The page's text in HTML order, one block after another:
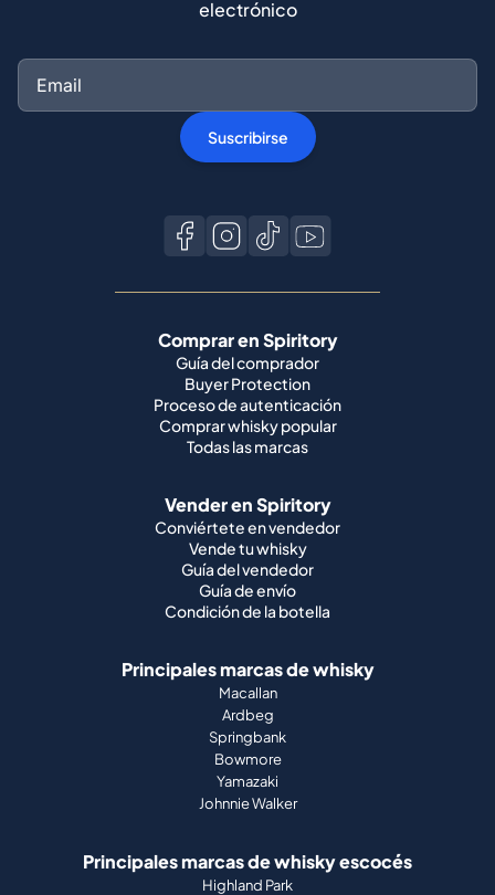
electrónico
Suscribirse
Comprar en Spiritory
Guía del comprador
Buyer Protection
Proceso de autenticación
Comprar whisky popular
Todas las marcas
Vender en Spiritory
Conviértete en vendedor
Vende tu whisky
Guía del vendedor
Guía de envío
Condición de la botella
Principales marcas de whisky
Macallan
Ardbeg
Springbank
Bowmore
Yamazaki
Johnnie Walker
Principales marcas de whisky escocés
Highland Park